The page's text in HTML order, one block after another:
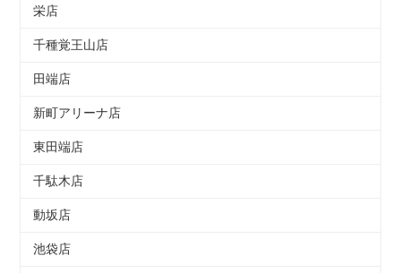
栄店
千種覚王山店
田端店
新町アリーナ店
東田端店
千駄木店
動坂店
池袋店